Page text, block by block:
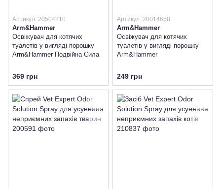
Артикул: 20504210
Arm&Hammer
Освіжувач для котячих
туалетів у вигляді порошку
Arm&Hammer Подвійна Сила
369 грн
Артикул: 20014658
Arm&Hammer
Освіжувач для котячих
туалетів у вигляді порошку
Arm&Hammer
249 грн